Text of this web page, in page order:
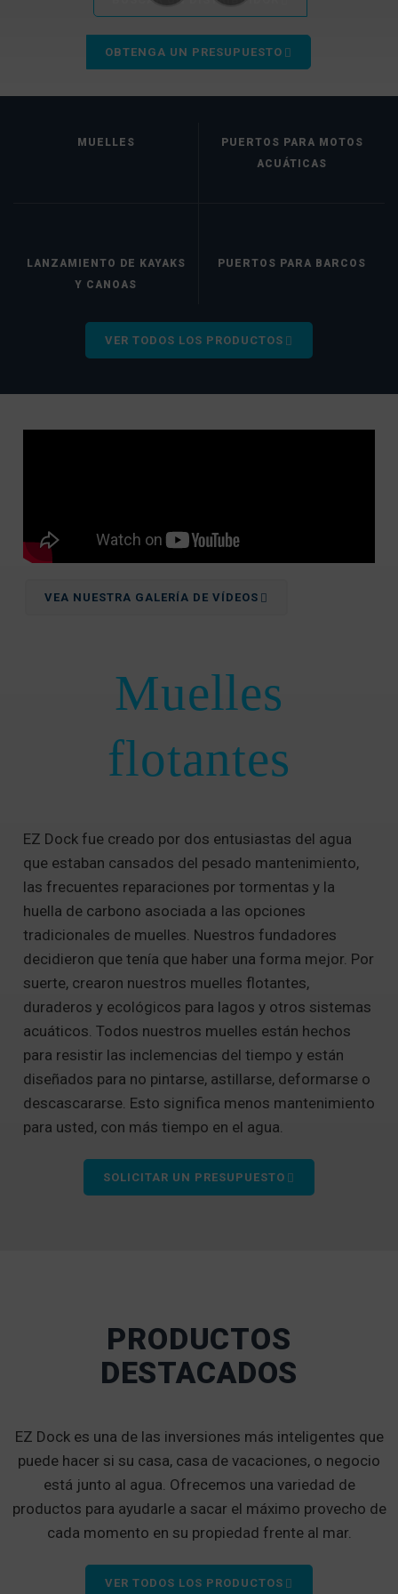
OBTENGA UN PRESUPUESTO
MUELLES
PUERTOS PARA MOTOS
ACUÁTICAS
LANZAMIENTO DE KAYAKS
Y CANOAS
PUERTOS PARA BARCOS
VER TODOS LOS PRODUCTOS
VEA NUESTRA GALERÍA DE VÍDEOS
Muelles
flotantes
EZ Dock fue creado por dos entusiastas del agua
que estaban cansados del pesado mantenimiento,
las frecuentes reparaciones por tormentas y la
huella de carbono asociada a las opciones
tradicionales de muelles. Nuestros fundadores
decidieron que tenía que haber una forma mejor. Por
suerte, crearon nuestros muelles flotantes,
duraderos y ecológicos para lagos y otros sistemas
acuáticos. Todos nuestros muelles están hechos
para resistir las inclemencias del tiempo y están
diseñados para no pintarse, astillarse, deformarse o
descascararse. Esto significa menos mantenimiento
para usted, con más tiempo en el agua.
SOLICITAR UN PRESUPUESTO
PRODUCTOS
DESTACADOS
EZ Dock es una de las inversiones más inteligentes que
puede hacer si su casa, casa de vacaciones, o negocio
está junto al agua. Ofrecemos una variedad de
productos para ayudarle a sacar el máximo provecho de
cada momento en su propiedad frente al mar.
VER TODOS LOS PRODUCTOS